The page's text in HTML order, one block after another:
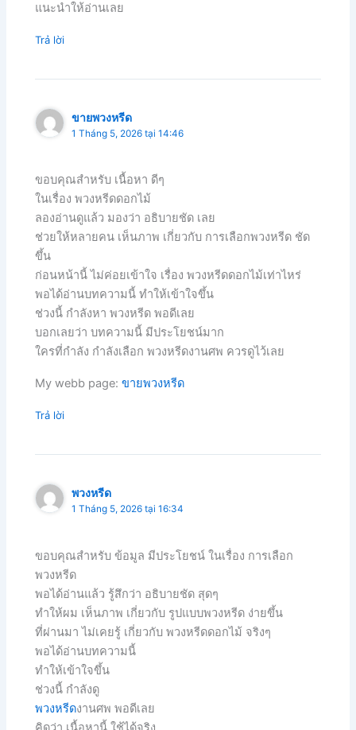
แนะนำให้อ่านเลย
Trả lời
ขายพวงหรีด
1 Tháng 5, 2026 tại 14:46
ขอบคุณสำหรับ เนื้อหา ดีๆ
ในเรื่อง พวงหรีดดอกไม้
ลองอ่านดูแล้ว มองว่า อธิบายชัด เลย
ช่วยให้หลายคน เห็นภาพ เกี่ยวกับ การเลือกพวงหรีด ชัด
ขึ้น
ก่อนหน้านี้ ไม่ค่อยเข้าใจ เรื่อง พวงหรีดดอกไม้เท่าไหร่
พอได้อ่านบทความนี้ ทำให้เข้าใจขึ้น
ช่วงนี้ กำลังหา พวงหรีด พอดีเลย
บอกเลยว่า บทความนี้ มีประโยชน์มาก
ใครที่กำลัง กำลังเลือก พวงหรีดงานศพ ควรดูไว้เลย
My webb page:ขายพวงหรีด
Trả lời
พวงหรีด
1 Tháng 5, 2026 tại 16:34
ขอบคุณสำหรับ ข้อมูล มีประโยชน์ ในเรื่อง การเลือก
พวงหรีด
พอได้อ่านแล้ว รู้สึกว่า อธิบายชัด สุดๆ
ทำให้ผม เห็นภาพ เกี่ยวกับ รูปแบบพวงหรีด ง่ายขึ้น
ที่ผ่านมา ไม่เคยรู้ เกี่ยวกับ พวงหรีดดอกไม้ จริงๆ
พอได้อ่านบทความนี้
ทำให้เข้าใจขึ้น
ช่วงนี้ กำลังดู
พวงหรีดงานศพ พอดีเลย